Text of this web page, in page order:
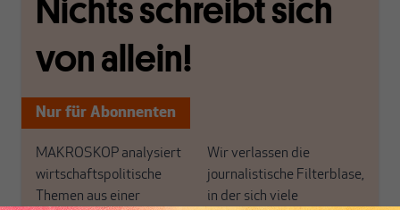
Nichts schreibt sich
von allein!
Nur für Abonnenten
MAKROSKOP analysiert
wirtschaftspolitische
Themen aus einer
Wir verlassen die
journalistische Filterblase,
in der sich viele